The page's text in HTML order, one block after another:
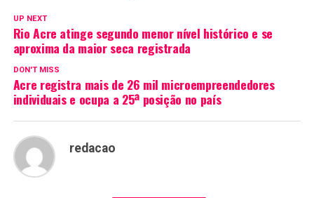
UP NEXT
Rio Acre atinge segundo menor nível histórico e se
aproxima da maior seca registrada
DON'T MISS
Acre registra mais de 26 mil microempreendedores
individuais e ocupa a 25ª posição no país
redacao